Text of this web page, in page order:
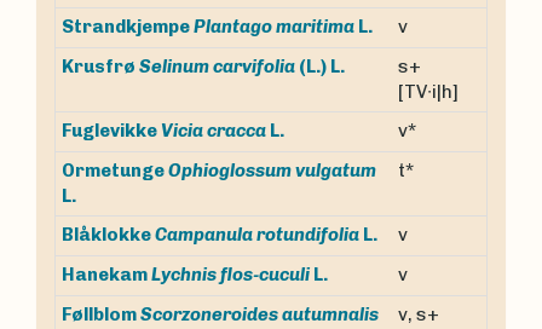
StrandkjempePlantago maritima L.
v
Krusfrø Selinum carvifolia (L.) L.
s+
[TV∙i|h]
FuglevikkeVicia cracca L.
v*
OrmetungeOphioglossum vulgatum
L.
t*
BlåklokkeCampanula rotundifolia L.
v
HanekamLychnis flos-cuculi L.
v
FøllblomScorzoneroides autumnalis
v, s+